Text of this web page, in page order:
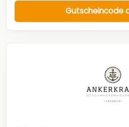
Gutscheincode